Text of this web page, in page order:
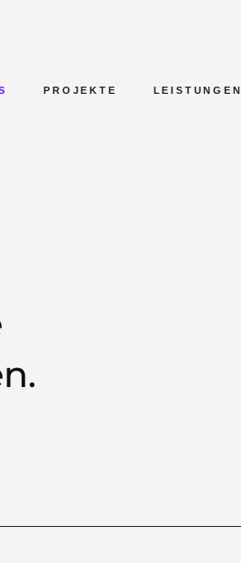
PROJEKTE LEISTUNGEN